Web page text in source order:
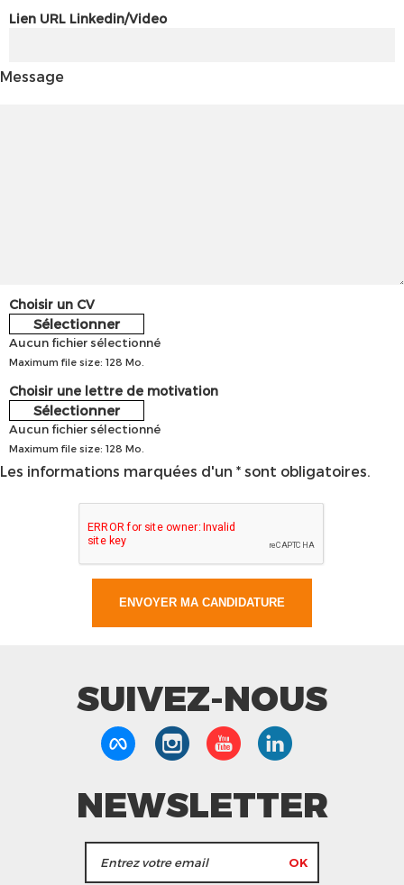
Lien URL Linkedin/Video
Message
Choisir un CV
Sélectionner
Aucun fichier sélectionné
Maximum file size: 128 Mo.
Choisir une lettre de motivation
Sélectionner
Aucun fichier sélectionné
Maximum file size: 128 Mo.
Les informations marquées d'un * sont obligatoires.
SUIVEZ-NOUS
NEWSLETTER